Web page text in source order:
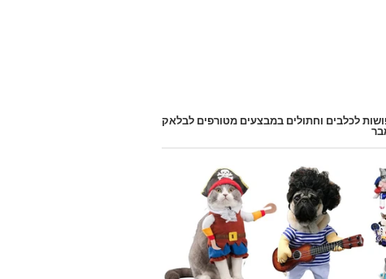
לכלבים וחתולים במבצעים מטורפים לבלאק